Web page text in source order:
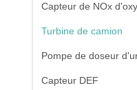
Capteur de NOx
Turbine de camion
Pompe de doseur
Capteur DEF